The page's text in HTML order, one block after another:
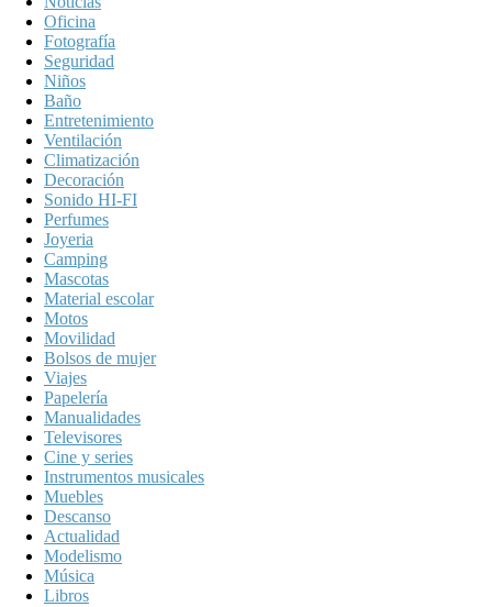
Oficina
Fotografía
Seguridad
Niños
Baño
Entretenimiento
Ventilación
Climatización
Decoración
Sonido HI-FI
Perfumes
Joyeria
Camping
Mascotas
Material escolar
Motos
Movilidad
Bolsos de mujer
Viajes
Papelería
Manualidades
Televisores
Cine y series
Instrumentos musicales
Muebles
Descanso
Actualidad
Modelismo
Música
Libros